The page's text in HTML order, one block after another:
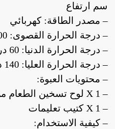
سم ارتفاع
– مصدر الطاقة: كهربائي
– درجة الحرارة القصوى: 100 درجة مئوية
– درجة الحرارة الدنيا: 60 درجة مئوية
– درجة الحرارة العليا: 140 درجة فهرنهايت
– محتويات العبوة:
– 1 X لوح تسخين الطعام من يو جيه ار
– 1 X كتيب تعليمات
– كيفية الاستخدام: